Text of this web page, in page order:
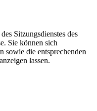
Sitzungsdienstes des
Sie können sich
sowie die entsprechenden
lassen.